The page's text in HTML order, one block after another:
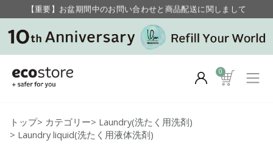
【重要】お盆期間中のお問い合わせと商品配送に関しまして
毎月お得にポイントが貯まる！ “月のポイントアップデー”
0
トップ> カテゴリー> Laundry(洗たく用洗剤)
> Laundry liquid(洗たく用液体洗剤)